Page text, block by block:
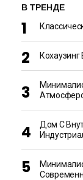
В ТРЕНДЕ
Дом С